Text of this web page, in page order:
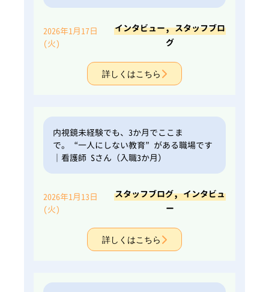
2026年1月17日
(火)
インタビュー,スタッフブロ
グ
詳しくはこちら
内視鏡未経験でも、3か月でここま
で。“一人にしない教育”がある職場です
｜看護師 Sさん（入職3か月）
2026年1月13日
(火)
スタッフブログ,インタビュ
ー
詳しくはこちら